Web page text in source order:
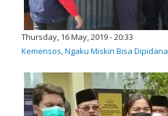
Thursday, 16 May, 2019 - 20:33
Kemensos, Ngaku Miskin Bisa Dipidana